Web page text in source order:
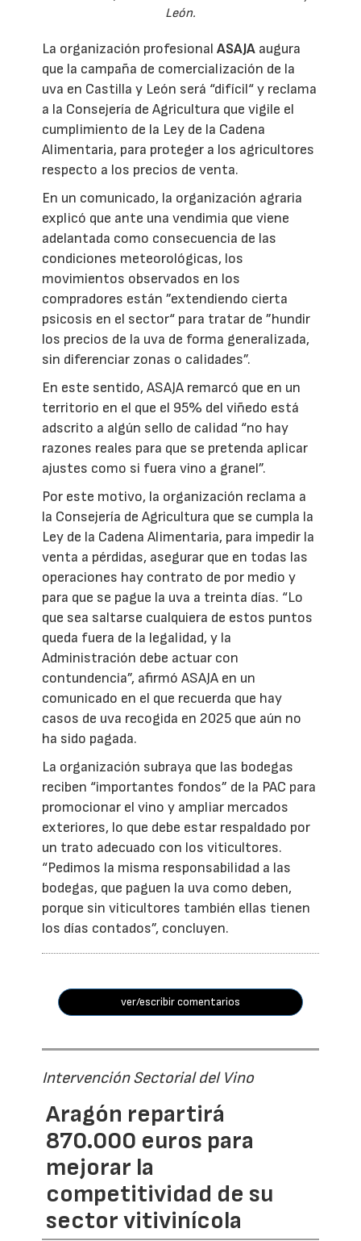
León.
La organización profesionalASAJA augura
que la campaña de comercialización de la
uva en Castilla y León será “difícil“ y reclama
a la Consejería de Agricultura que vigile el
cumplimiento de la Ley de la Cadena
Alimentaria, para proteger a los agricultores
respecto a los precios de venta.
En un comunicado, la organización agraria
explicó que ante una vendimia que viene
adelantada como consecuencia de las
condiciones meteorológicas, los
movimientos observados en los
compradores están ”extendiendo cierta
psicosis en el sector“ para tratar de ”hundir
los precios de la uva de forma generalizada,
sin diferenciar zonas o calidades”.
En este sentido, ASAJA remarcó que en un
territorio en el que el 95% del viñedo está
adscrito a algún sello de calidad “no hay
razones reales para que se pretenda aplicar
ajustes como si fuera vino a granel”.
Por este motivo, la organización reclama a
la Consejería de Agricultura que se cumpla la
Ley de la Cadena Alimentaria, para impedir la
venta a pérdidas, asegurar que en todas las
operaciones hay contrato de por medio y
para que se pague la uva a treinta días. “Lo
que sea saltarse cualquiera de estos puntos
queda fuera de la legalidad, y la
Administración debe actuar con
contundencia”, afirmó ASAJA en un
comunicado en el que recuerda que hay
casos de uva recogida en 2025 que aún no
ha sido pagada.
La organización subraya que las bodegas
reciben “importantes fondos” de la PAC para
promocionar el vino y ampliar mercados
exteriores, lo que debe estar respaldado por
un trato adecuado con los viticultores.
“Pedimos la misma responsabilidad a las
bodegas, que paguen la uva como deben,
porque sin viticultores también ellas tienen
los días contados”, concluyen.
ver/escribir comentarios
Intervención Sectorial del Vino
Aragón repartirá
870.000 euros para
mejorar la
competitividad de su
sector vitivinícola